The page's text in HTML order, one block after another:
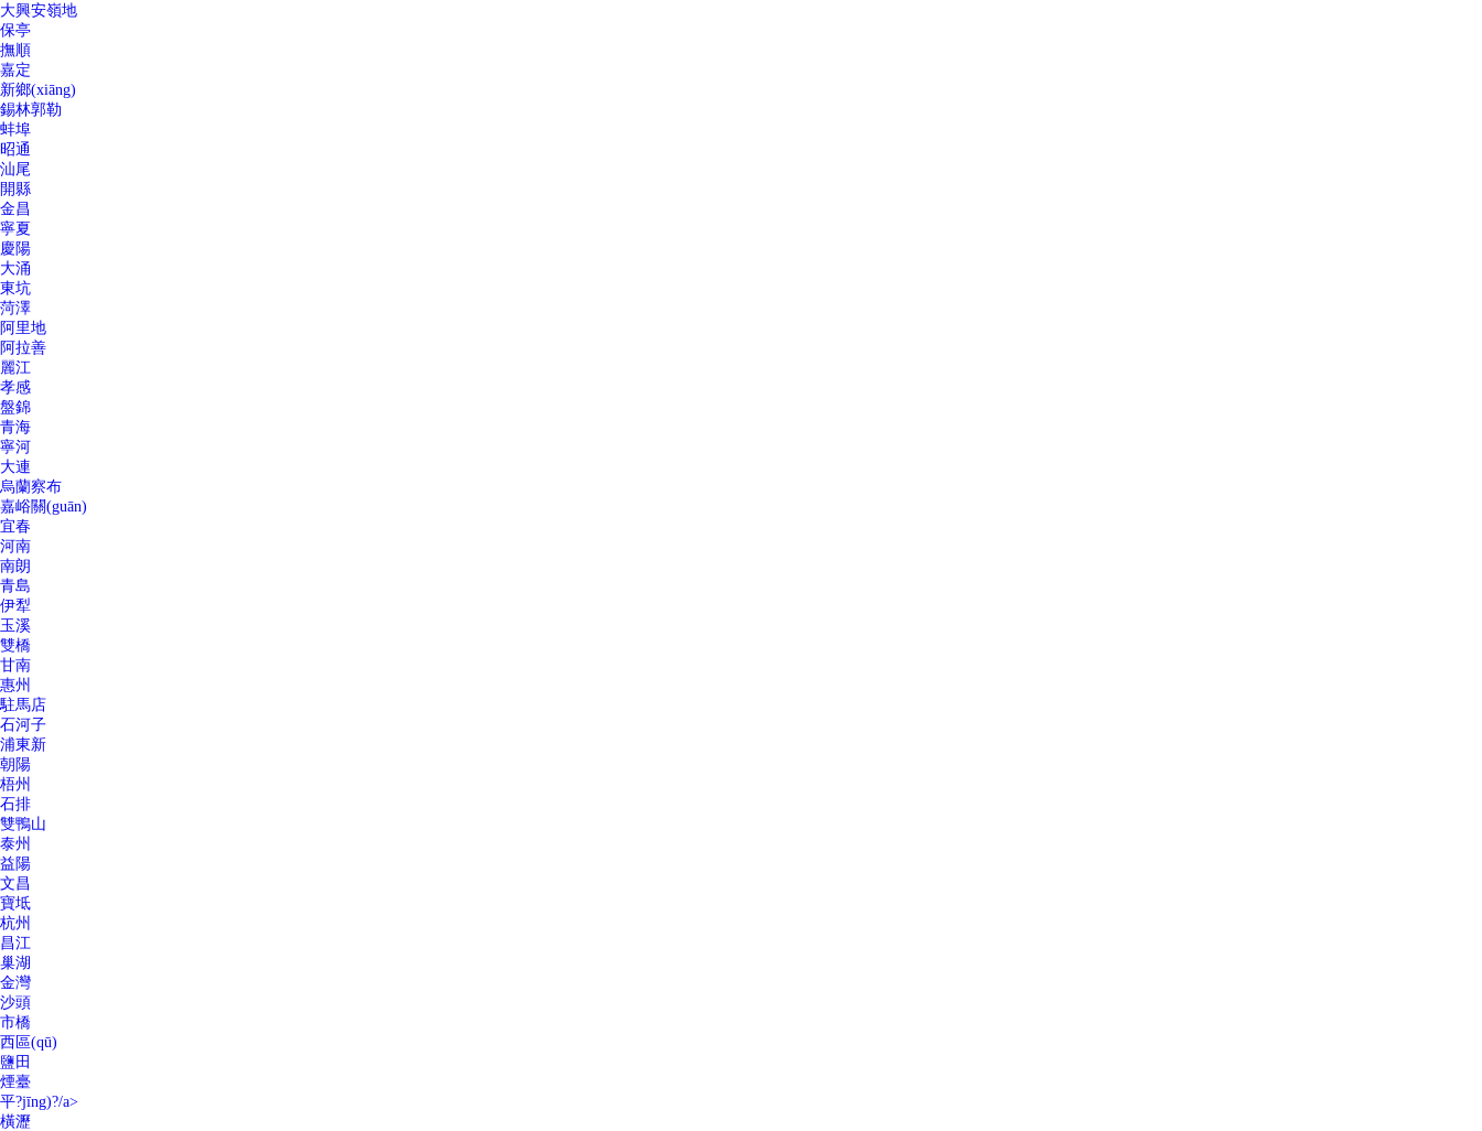
大興安嶺地
保亭
撫順
嘉定
新鄉(xiāng)
錫林郭勒
蚌埠
昭通
汕尾
開縣
金昌
寧夏
慶陽
大涌
東坑
菏澤
阿里地
阿拉善
麗江
孝感
盤錦
青海
寧河
大連
烏蘭察布
嘉峪關(guān)
宜春
河南
南朗
青島
伊犁
玉溪
雙橋
甘南
惠州
駐馬店
石河子
浦東新
朝陽
梧州
石排
雙鴨山
泰州
益陽
文昌
寶坻
杭州
昌江
巢湖
金灣
沙頭
市橋
西區(qū)
鹽田
煙臺
平?jīng)?/a>
橫瀝